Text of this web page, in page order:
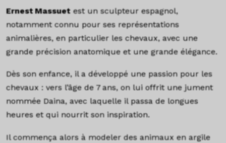
Ernest Massuet est un sculpteur espagnol,
notamment connu pour ses représentations
animalières, en particulier les chevaux, avec une
grande précision anatomique et une grande élégance.
Dès son enfance, il a développé une passion pour les
chevaux : vers l’âge de 7 ans, on lui offrit une jument
nommée Daina, avec laquelle il passa de longues
heures et qui nourrit son inspiration.
Il commença alors à modeler des animaux en argile